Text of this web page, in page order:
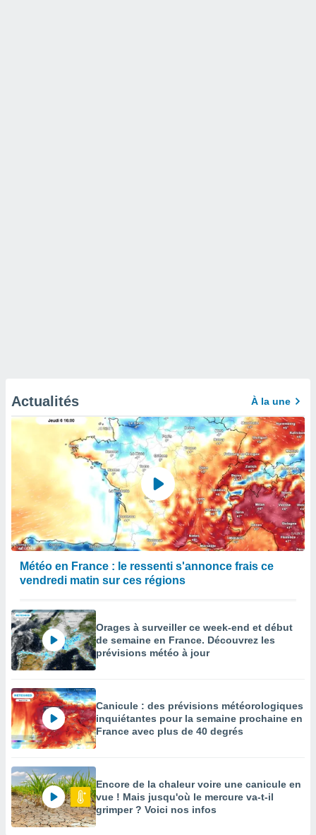
Actualités À la une
Météo en France : le ressenti s'annonce frais ce
vendredi matin sur ces régions
Orages à surveiller ce week-end et début
de semaine en France. Découvrez les
prévisions météo à jour
Canicule : des prévisions météorologiques
inquiétantes pour la semaine prochaine en
France avec plus de 40 degrés
Encore de la chaleur voire une canicule en
vue ! Mais jusqu'où le mercure va-t-il
grimper ? Voici nos infos